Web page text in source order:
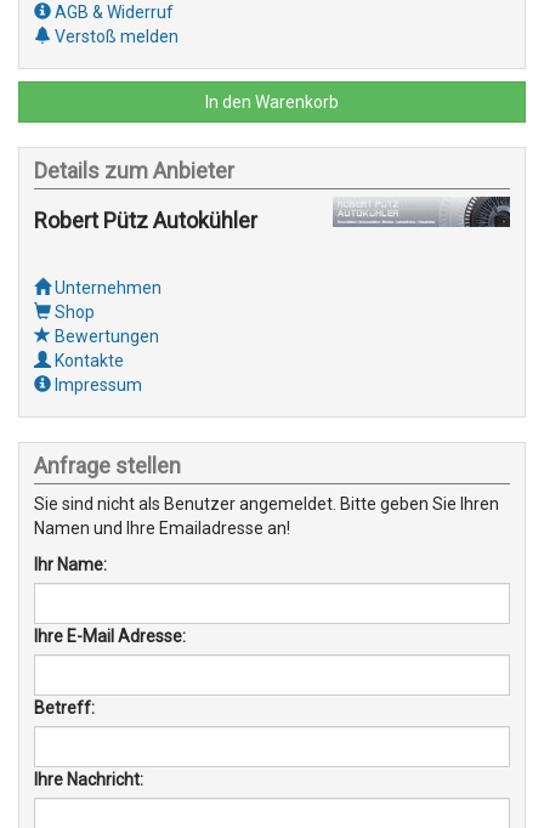
AGB & Widerruf
Verstoß melden
In den Warenkorb
Details zum Anbieter
Robert Pütz Autokühler
Unternehmen
Shop
Bewertungen
Kontakte
Impressum
Anfrage stellen
Sie sind nicht als Benutzer angemeldet. Bitte geben Sie Ihren
Namen und Ihre Emailadresse an!
Ihr Name:
Ihre E-Mail Adresse:
Betreff:
Ihre Nachricht: